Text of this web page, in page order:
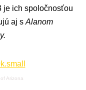
je ich spoločnosťou
aj s Alanom
Arizona